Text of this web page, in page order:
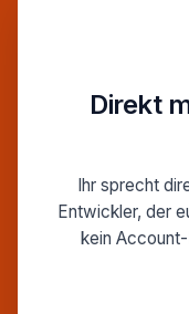
Direkt
Ihr sprecht
Entwickler, der
kein